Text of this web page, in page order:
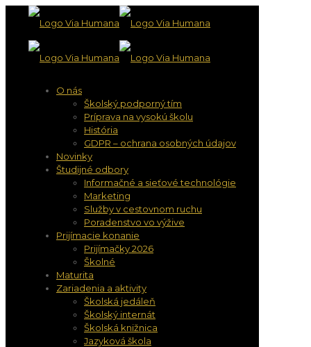
O nás
Školský podporný tím
Príprava na vysokú školu
História
GDPR – ochrana osobných údajov
Novinky
Študijné odbory
Informačné a sieťové technológie
Marketing
Služby v cestovnom ruchu
Poradenstvo vo výžive
Prijímacie konanie
Prijímačky 2026
Školné
Maturita
Zariadenia a aktivity
Školská jedáleň
Školský internát
Školská knižnica
Jazyková škola